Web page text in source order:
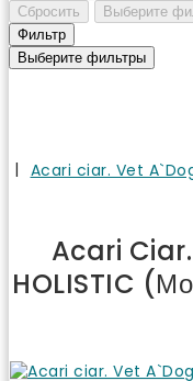
Сбросить
Выберите
Фильтр
Выберите фильтры
Acari ciar. Vet A`Dog
Acari
HOLISTIC